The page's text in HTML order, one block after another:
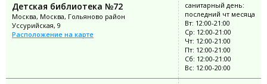
Детская библиотека №72
Москва, Москва, Гольяново район
Уссурийская, 9
Расположение на карте
санитарный день:
последний чт месяца
Вт: 12:00-21:00
Ср: 12:00-21:00
Чт: 12:00-21:00
Пт: 12:00-21:00
Сб: 12:00-21:00
Вс: 12:00-20:00